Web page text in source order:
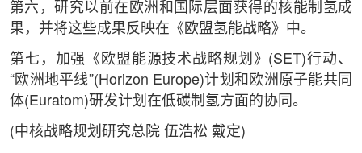
第六，研究以前在欧洲和国际层面获得的核能制氢成
果，并将这些成果反映在《欧盟氢能战略》中。
第七，加强《欧盟能源技术战略规划》(SET)行动、
“欧洲地平线”(Horizon Europe)计划和欧洲原子能共同
体(Euratom)研发计划在低碳制氢方面的协同。
(中核战略规划研究总院 伍浩松 戴定)